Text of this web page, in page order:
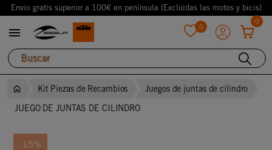
Envio gratis superior a 100€ en península (Excluidas las motos y bicis)
 0
0
Kit Piezas de Recambios
Juegos de juntas de cilindro
JUEGO DE JUNTAS DE CILINDRO
-15%